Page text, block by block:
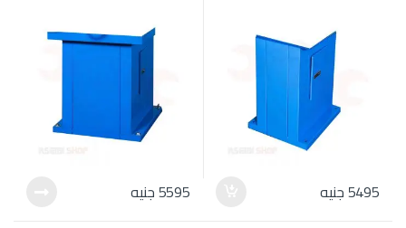
5495جنيه 5595جنيه